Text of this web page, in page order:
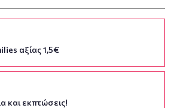
αξίας 1,5€
και εκπτώσεις!